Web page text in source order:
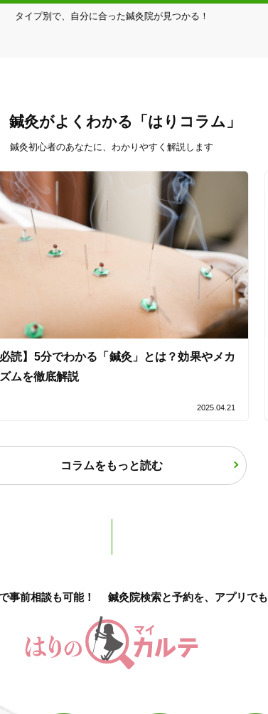
「健康にはりを見た」
タイプ別で、自分に合った鍼灸院が見つかる！
鍼灸がよくわかる「はりコラム」
鍼灸初心者のあなたに、わかりやすく解説します
必読】5分でわかる「鍼灸」とは？効果やメカ
ムを徹底解説
2025.04.21
コラムをもっと読む
事前相談も可能！ 鍼灸院検索と予約を、アプリでも